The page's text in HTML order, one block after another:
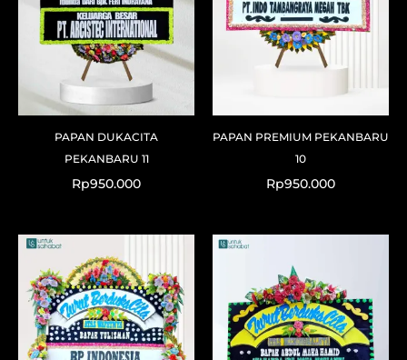
PAPAN DUKACITA
PEKANBARU 11
Rp950.000
PAPAN PREMIUM PEKANBARU
10
Rp950.000